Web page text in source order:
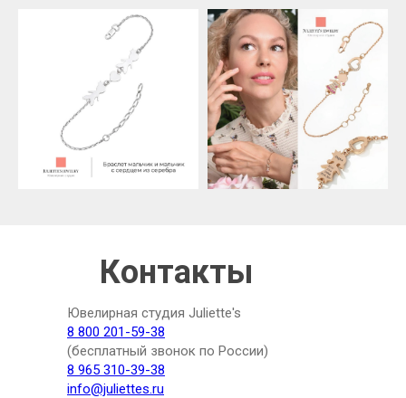
Ювелирная студия Juliette's
8 800 201-59-38
(бесплатный звонок по России)
8 965 310-39-38
info@juliettes.ru
Контакты